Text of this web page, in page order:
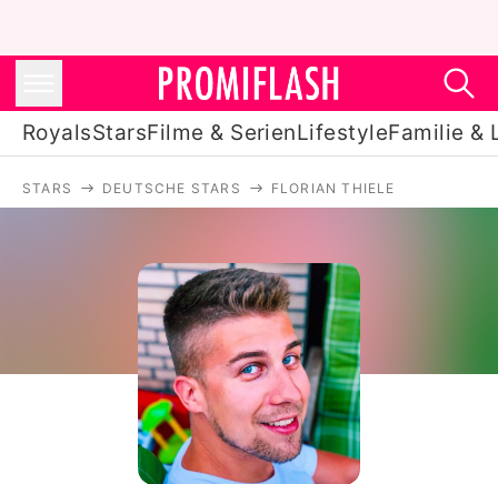
RoyalsStarsFilme & SerienLifestyleFamilie &
Filme & Serien
Lifestyle
Familie & Liebe
Promiflash Exklusiv
STARS DEUTSCHE STARS FLORIAN THIELE